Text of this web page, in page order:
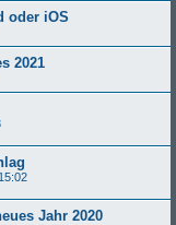
oder iOS
2021
Jahr 2020